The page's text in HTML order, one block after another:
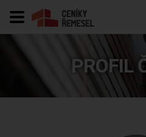
PROFIL